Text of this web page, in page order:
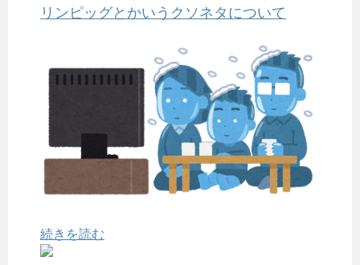
リンピッグとかいうクソネタについて
続きを読む